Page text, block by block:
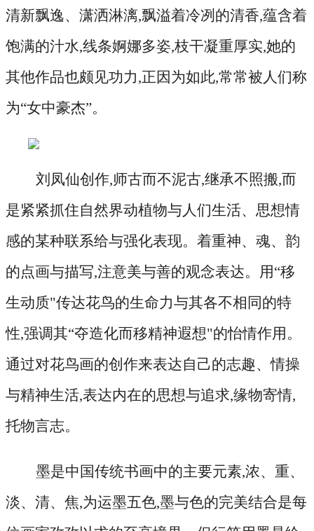
清新飘逸、潇洒淋漓,飘溢着冷冽的清香,蕴含着
饱满的汁水,线条婀娜多姿,枝干凝重厚实,她的
其他作品也颇见功力,正因为如此,常常被人们称
为“女中豪杰”。
刘凤仙创作,师古而不泥古,继承不照搬,而
是紧紧抓住自然界动植物与人们生活、思想情
感的某种联系给与强化表现。着重神、魂、韵
的点画与描写,注意美与善的观念表达。用“移
生动质"传达花鸟的生命力与其各不相同的特
性,强调其“夺造化而移精神遐想"的怡情作用。
通过对花鸟画的创作来表达自己的志趣、情操
与精神生活,表达内在的思想与追求,缘物寄情,
托物言志。
墨是中国传统书画中的主要元素,浓、重、
淡、清、焦,为运墨五色,墨与色的完美结合是每